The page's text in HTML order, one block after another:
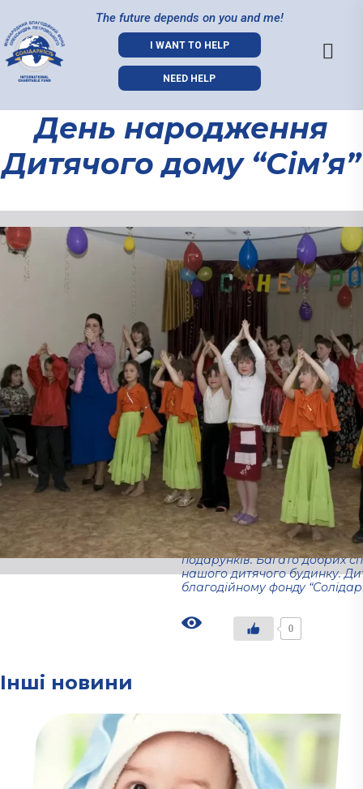
The future depends on you and me!
I WANT TO HELP
NEED HELP
День народження
Дитячого дому “Сім’я”
День
народження
Дитячого
дому “Сім’я”
01.09.2021
30 квітня 2010 року
запрошений на День
смт.Ювілейний.
Директор дитячого будинку
“Міжнародний благодійний
дитячого будинку, помічник
кількох років. Дитячому
випустили 47 дітей.
Хочемо подякувати
Олександру Петровичу та
“Солідарність” за те, що
подарунків. Багато добрих
нашого дитячого будинку.
благодійному фонду
0
Інші новини